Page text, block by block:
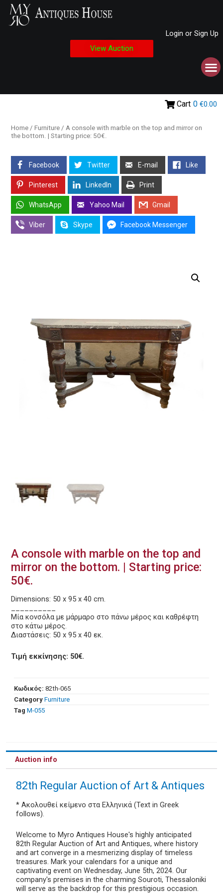
Login or Sign Up
View Auction
Cart 0 €0.00
Home / Furniture / A console with marble on the top and mirror on
the bottom. | Starting price: 50€.
Facebook Twitter E-mail Like
Pinterest LinkedIn Print
WhatsApp Yahoo Mail Gmail
Viber Skype Facebook Messenger
A console with marble on the top and
mirror on the bottom. | Starting price:
50€.
Dimensions: 50 x 95 x 40 cm.
Μία κονσόλα με μάρμαρο στο πάνω μέρος και καθρέφτη
στο κάτω μέρος.
Διαστάσεις: 50 x 95 x 40 εκ.
Τιμή εκκίνησης: 50€.
Κωδικός: 82th-065
Category Furniture
Tag Μ-055
Auction info
82th Regular Auction of Art & Antiques
* Ακολουθεί κείμενο στα Ελληνικά (Text in Greek
follows).
Welcome to Myro Antiques House's highly anticipated
82th Regular Auction of Art and Antiques, where history
and art converge in a mesmerizing display of timeless
treasures. Mark your calendars for a unique and
captivating event on Wednesday, June 5th, 2024. Our
company's premises in the charming Souroti, Thessaloniki
will serve as the backdrop for this prestigious occasion.